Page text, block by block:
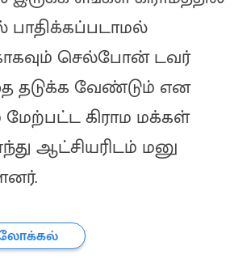
பாதிக்கப்படாமல்
செல்போன் டவர்
வேண்டும் என
மேற்பட்ட கிராம மக்கள்
ஆட்சியரிடம் மனு